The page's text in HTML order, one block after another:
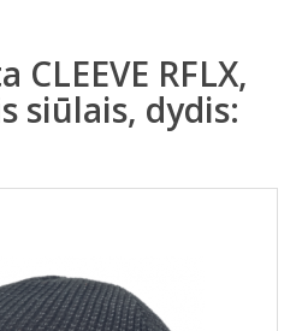
RFLX,
siūlais, dydis: